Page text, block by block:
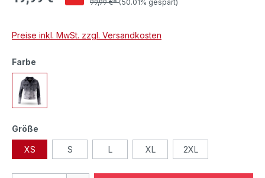
99,99 €*(50.01% gespart)
Preise inkl. MwSt. zzgl. Versandkosten
Farbe
Größe
XS S L XL 2XL